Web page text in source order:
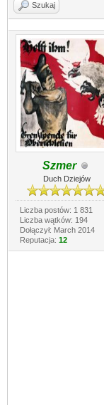
Szukaj
Szmer
Duch Dziejów
Liczba postów: 1 831
Liczba wątków: 194
Dołączył: March 2014
Reputacja: 12